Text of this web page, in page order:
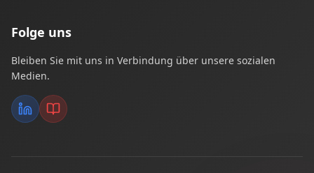
Folge uns
Bleiben Sie mit uns in Verbindung über unsere sozialen
Medien.